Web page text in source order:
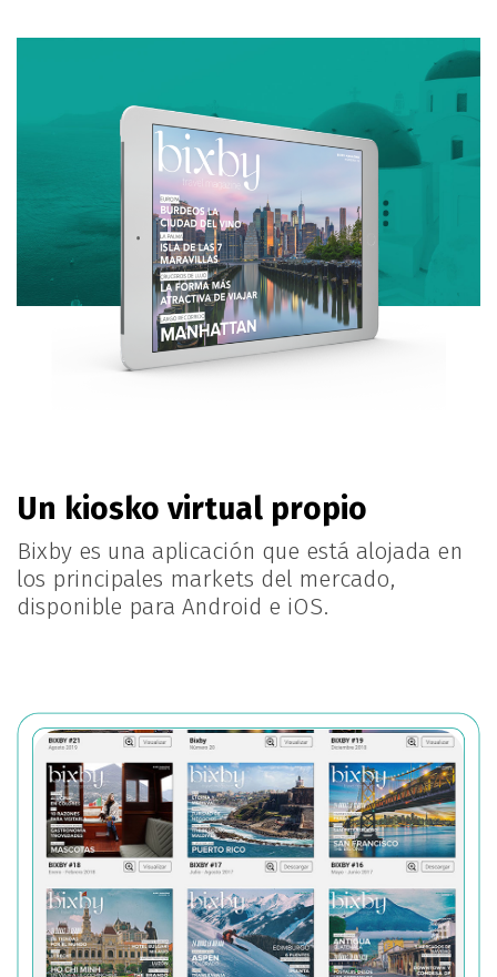
Un kiosko virtual propio
Bixby es una aplicación que está alojada en
los principales markets del mercado,
disponible para Android e iOS.